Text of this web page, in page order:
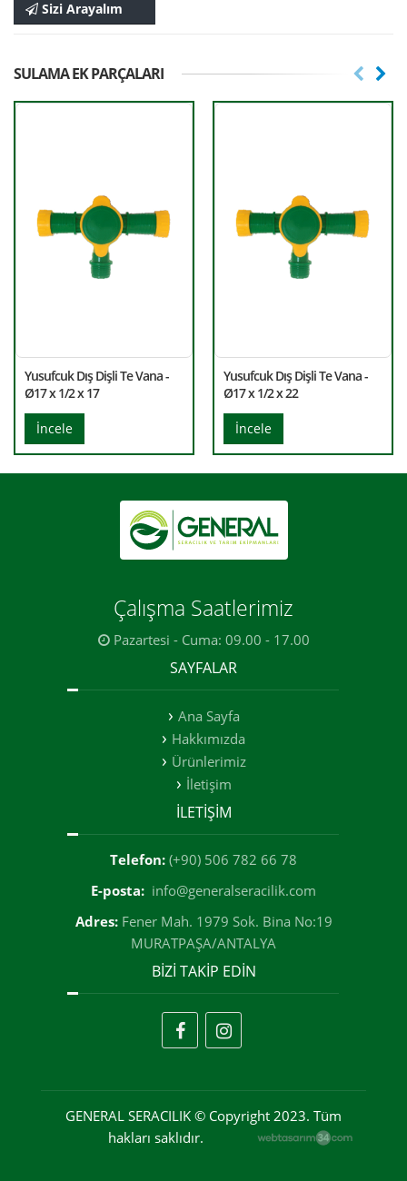
Sizi Arayalım
SULAMA EK PARÇALARI
Yusufcuk Dış Dişli Te Vana -
Ø17 x 1/2 x 17
İncele
Yusufcuk Dış Dişli Te Vana -
Ø17 x 1/2 x 22
İncele
Çalışma Saatlerimiz
Pazartesi - Cuma: 09.00 - 17.00
SAYFALAR
Ana Sayfa
Hakkımızda
Ürünlerimiz
İletişim
İLETİŞİM
Telefon: (+90) 506 782 66 78
E-posta: info@generalseracilik.com
Adres:Fener Mah. 1979 Sok. Bina No:19
MURATPAŞA/ANTALYA
BİZİ TAKİP EDİN
GENERAL SERACILIK © Copyright 2023. Tüm
hakları saklıdır.